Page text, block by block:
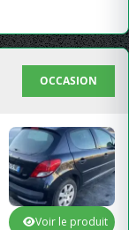
OCCASION
Voir le produit